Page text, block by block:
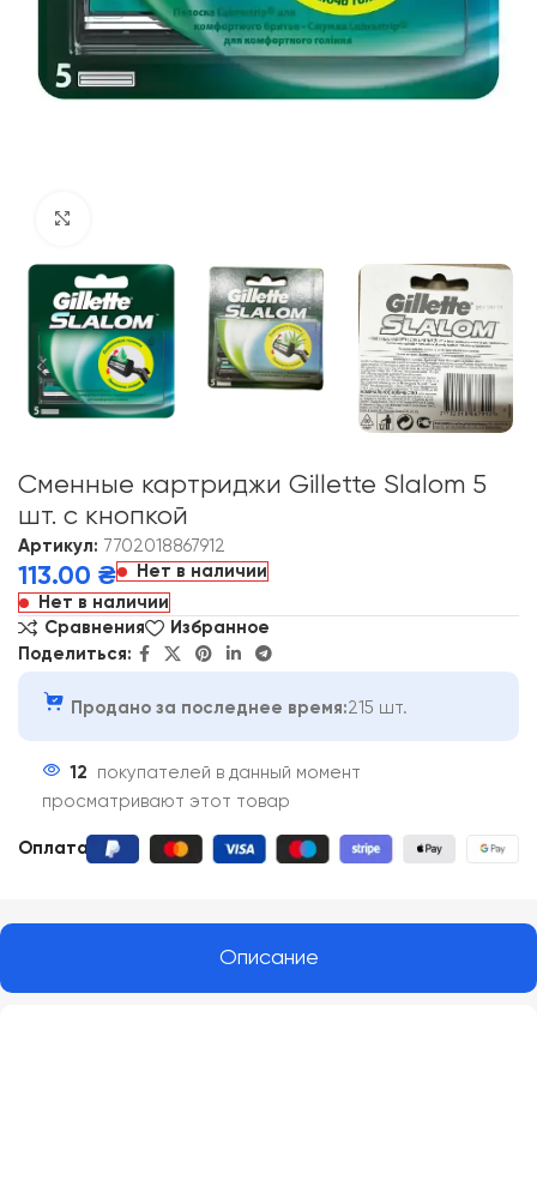
Сменные картриджи Gillette Slalom 5
шт. с кнопкой
Артикул: 7702018867912
113.00 ₴
Нет в наличии
Нет в наличии
Сравнения
Избранное
Поделиться:
Продано за последнее время:215 шт.
12
покупателей в данный момент
просматривают этот товар
Оплата:
Описание